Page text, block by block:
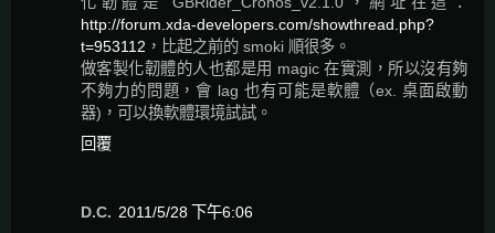
http://forum.xda-developers.com/showthread.php?
t=953112 ，比起之前的 smoki 順很多。
做客製化韌體的人也都是用 magic 在實測，所以沒有夠
不夠力的問題，會 lag 也有可能是軟體（ex. 桌面啟動
器)，可以換軟體環境試試。
回覆
D.C. 2011/5/28 下午6:06